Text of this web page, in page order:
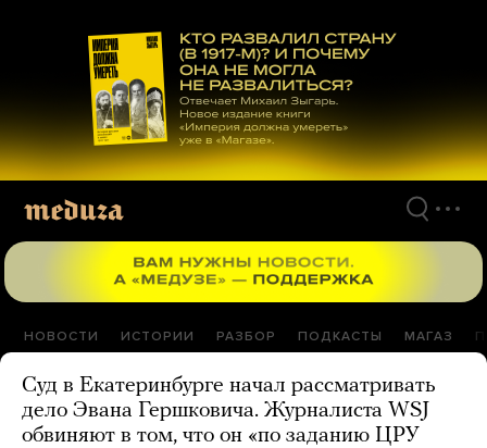
материалам
НОВОСТИ ИСТОРИИ РАЗБОР ПОДКАСТЫ МАГАЗ
Суд в Екатеринбурге начал рассматривать
дело Эвана Гершковича. Журналиста WSJ
обвиняют в том, что он «по заданию ЦРУ